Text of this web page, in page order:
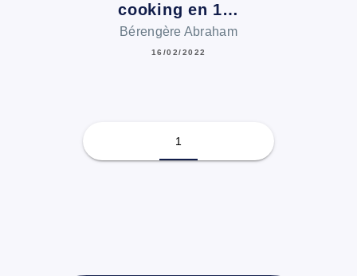
cooking en 1…
Bérengère Abraham
16/02/2022
1